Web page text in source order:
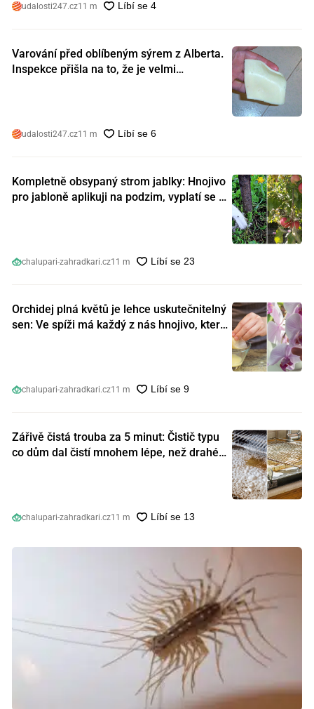
udalosti247.cz11 m
Varování před oblíbeným sýrem z Alberta.
Inspekce přišla na to, že je velmi
udalosti247.cz11 m
Kompletně obsypaný strom jablky: Hnojivo
pro jabloně aplikuji na podzim, vyplatí se s
chalupari-zahradkari.cz11 m
Orchidej plná květů je lehce uskutečnitelný
sen: Ve spíži má každý z nás hnojivo, které
chalupari-zahradkari.cz11 m
Zářivě čistá trouba za 5 minut: Čistič typu
co dům dal čistí mnohem lépe, než drahé
chalupari-zahradkari.cz11 m